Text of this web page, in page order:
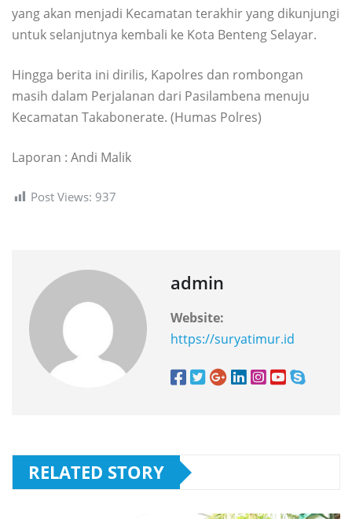
yang akan menjadi Kecamatan terakhir yang dikunjungi
untuk selanjutnya kembali ke Kota Benteng Selayar.
Hingga berita ini dirilis, Kapolres dan rombongan
masih dalam Perjalanan dari Pasilambena menuju
Kecamatan Takabonerate. (Humas Polres)
Laporan : Andi Malik
Post Views: 937
admin
Website:
https://suryatimur.id
RELATED STORY